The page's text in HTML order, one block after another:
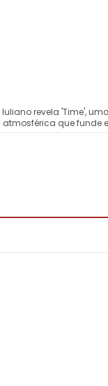
Iuliano revela 'Time',
atmosférica que funde